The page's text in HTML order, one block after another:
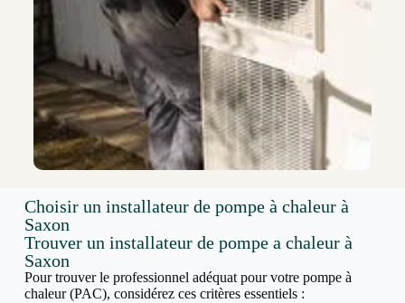
Choisir un installateur de pompe à chaleur à
Saxon
Trouver un installateur de pompe a chaleur à
Saxon
Pour trouver le professionnel adéquat pour votre pompe à
chaleur (PAC), considérez ces critères essentiels :